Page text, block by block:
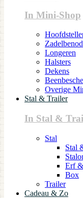
In Mini-Shop
Longeren
Halsters
Dekens
Overige
Stal & Trailer
In Stal &
Stal
Stal
Erf
Box
Trailer
Cadeau & Zo